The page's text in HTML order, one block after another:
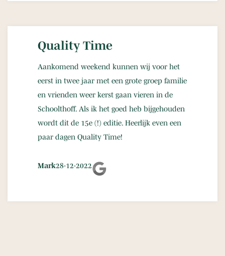
Quality Time
Aankomend weekend kunnen wij voor het
eerst in twee jaar met een grote groep familie
en vrienden weer kerst gaan vieren in de
Schoolthoff. Als ik het goed heb bijgehouden
wordt dit de 15e (!) editie. Heerlijk even een
paar dagen Quality Time!
Mark28-12-2022